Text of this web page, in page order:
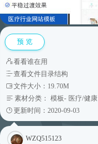
预 览
看看谁在用
查看文件目录结构
文件大小：19.70M
素材分类： 模板- 医疗/健康
更新时间：2020-09-03
WZQ515123